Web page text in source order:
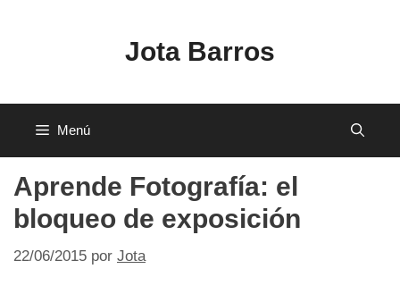
Jota Barros
Menú
Aprende Fotografía: el
bloqueo de exposición
22/06/2015 por Jota